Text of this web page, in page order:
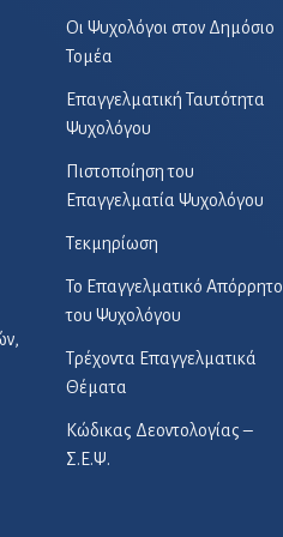
Οι Ψυχολόγοι στον Δημόσιο
Τομέα
Επαγγελματική Ταυτότητα
Ψυχολόγου
Πιστοποίηση του
Επαγγελματία Ψυχολόγου
Τεκμηρίωση
Το Επαγγελματικό Απόρρητο
του Ψυχολόγου
Τρέχοντα Επαγγελματικά
Θέματα
Κώδικας Δεοντολογίας –
Σ.Ε.Ψ.